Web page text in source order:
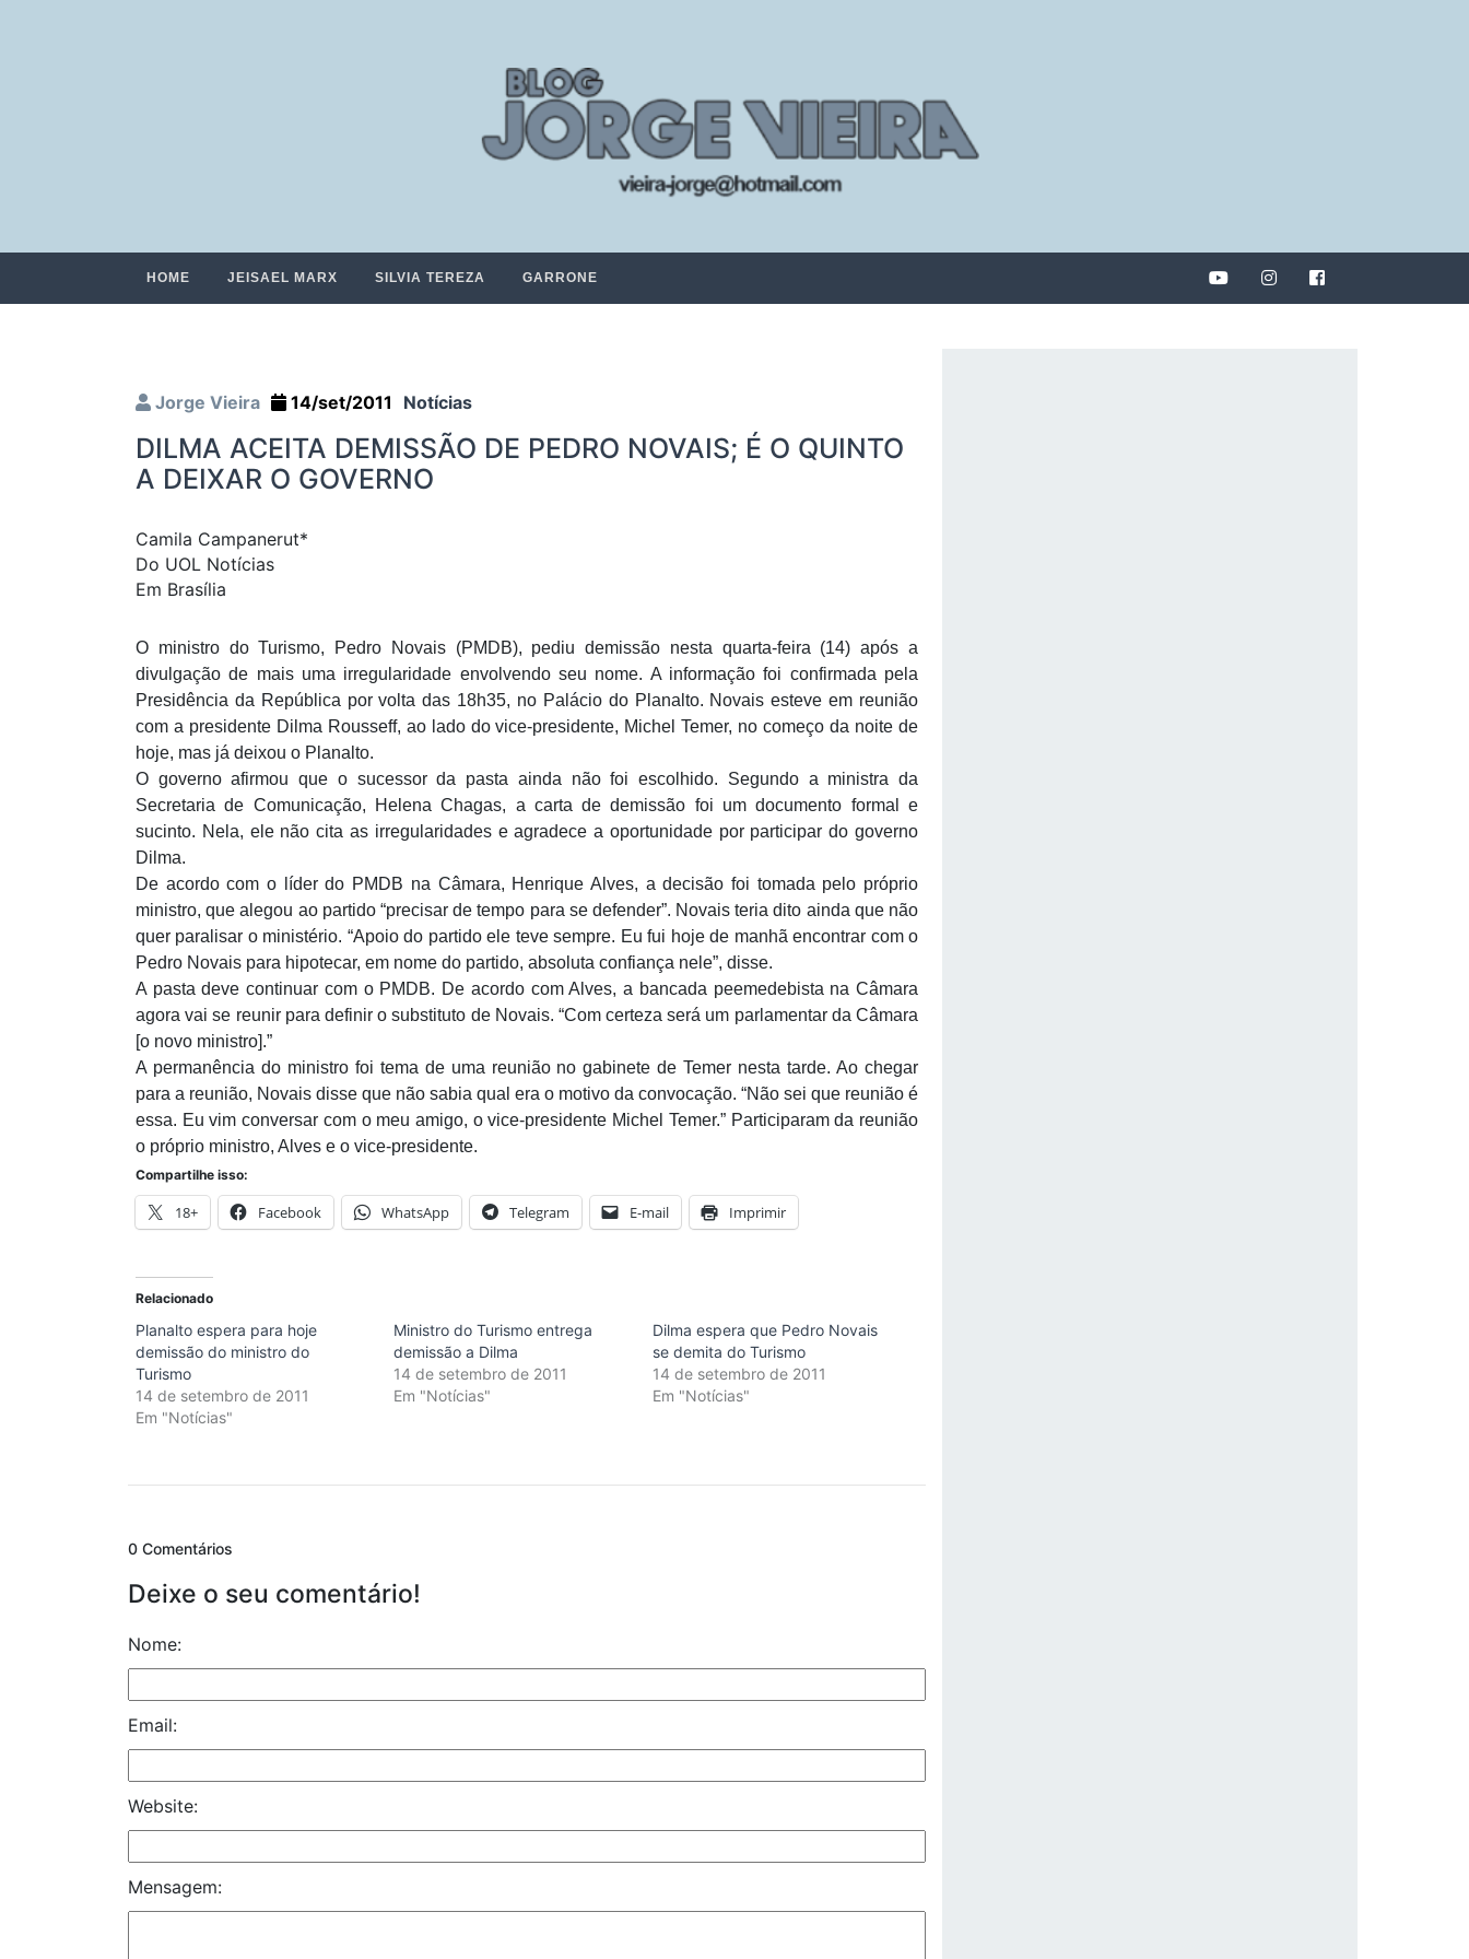
HOME JEISAEL MARX SILVIA TEREZA GARRONE
Jorge Vieira 14/set/2011 Notícias
DILMA ACEITA DEMISSÃO DE PEDRO NOVAIS; É O QUINTO
A DEIXAR O GOVERNO
Camila Campanerut*
Do UOL Notícias
Em Brasília
O ministro do Turismo, Pedro Novais (PMDB), pediu demissão nesta quarta-feira (14) após a
divulgação de mais uma irregularidade envolvendo seu nome. A informação foi confirmada pela
Presidência da República por volta das 18h35, no Palácio do Planalto. Novais esteve em reunião
com a presidente Dilma Rousseff, ao lado do vice-presidente, Michel Temer, no começo da noite de
hoje, mas já deixou o Planalto.
O governo afirmou que o sucessor da pasta ainda não foi escolhido. Segundo a ministra da
Secretaria de Comunicação, Helena Chagas, a carta de demissão foi um documento formal e
sucinto. Nela, ele não cita as irregularidades e agradece a oportunidade por participar do governo
Dilma.
De acordo com o líder do PMDB na Câmara, Henrique Alves, a decisão foi tomada pelo próprio
ministro, que alegou ao partido “precisar de tempo para se defender”. Novais teria dito ainda que não
quer paralisar o ministério. “Apoio do partido ele teve sempre. Eu fui hoje de manhã encontrar com o
Pedro Novais para hipotecar, em nome do partido, absoluta confiança nele”, disse.
A pasta deve continuar com o PMDB. De acordo com Alves, a bancada peemedebista na Câmara
agora vai se reunir para definir o substituto de Novais. “Com certeza será um parlamentar da Câmara
[o novo ministro].”
A permanência do ministro foi tema de uma reunião no gabinete de Temer nesta tarde. Ao chegar
para a reunião, Novais disse que não sabia qual era o motivo da convocação. “Não sei que reunião é
essa. Eu vim conversar com o meu amigo, o vice-presidente Michel Temer.” Participaram da reunião
o próprio ministro, Alves e o vice-presidente.
Compartilhe isso:
18+ Facebook WhatsApp Telegram E-mail Imprimir
Relacionado
Planalto espera para hoje
demissão do ministro do
Turismo
14 de setembro de 2011
Em "Notícias"
Ministro do Turismo entrega
demissão a Dilma
14 de setembro de 2011
Em "Notícias"
Dilma espera que Pedro Novais
se demita do Turismo
14 de setembro de 2011
Em "Notícias"
0 Comentários
Deixe o seu comentário!
Nome:
Email:
Website:
Mensagem: